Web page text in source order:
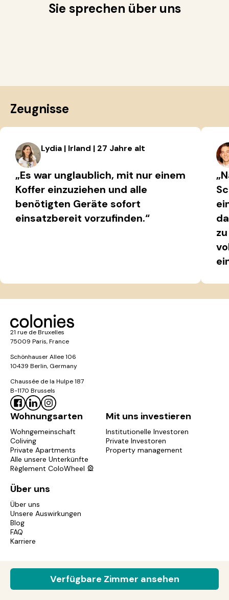
Verfügbare Zimmer ansehen
Sie sprechen über uns
Zeugnisse
Lydia | Irland | 27 Jahre alt
„Es war unglaublich, mit nur einem
Koffer einzuziehen und alle
benötigten Geräte sofort
einsatzbereit vorzufinden.“
21 rue de Bruxelles
75009 Paris, France
Schönhauser Allee 106
10439 Berlin, Germany
Chaussée de la Hulpe 187
B-1170 Brussels
Wohnungsarten
Wohngemeinschaft
Coliving
Private Apartments
Alle unsere Unterkünfte
Règlement ColoWheel 🎡
Mit uns investieren
Institutionelle Investoren
Private Investoren
Property management
Über uns
Über uns
Unsere Auswirkungen
Blog
FAQ
Karriere
Copyright © 2017-2026 Colonies. All rights reserved.
Impressum Datenschutzrichtlinie Cookie-Richtlinie